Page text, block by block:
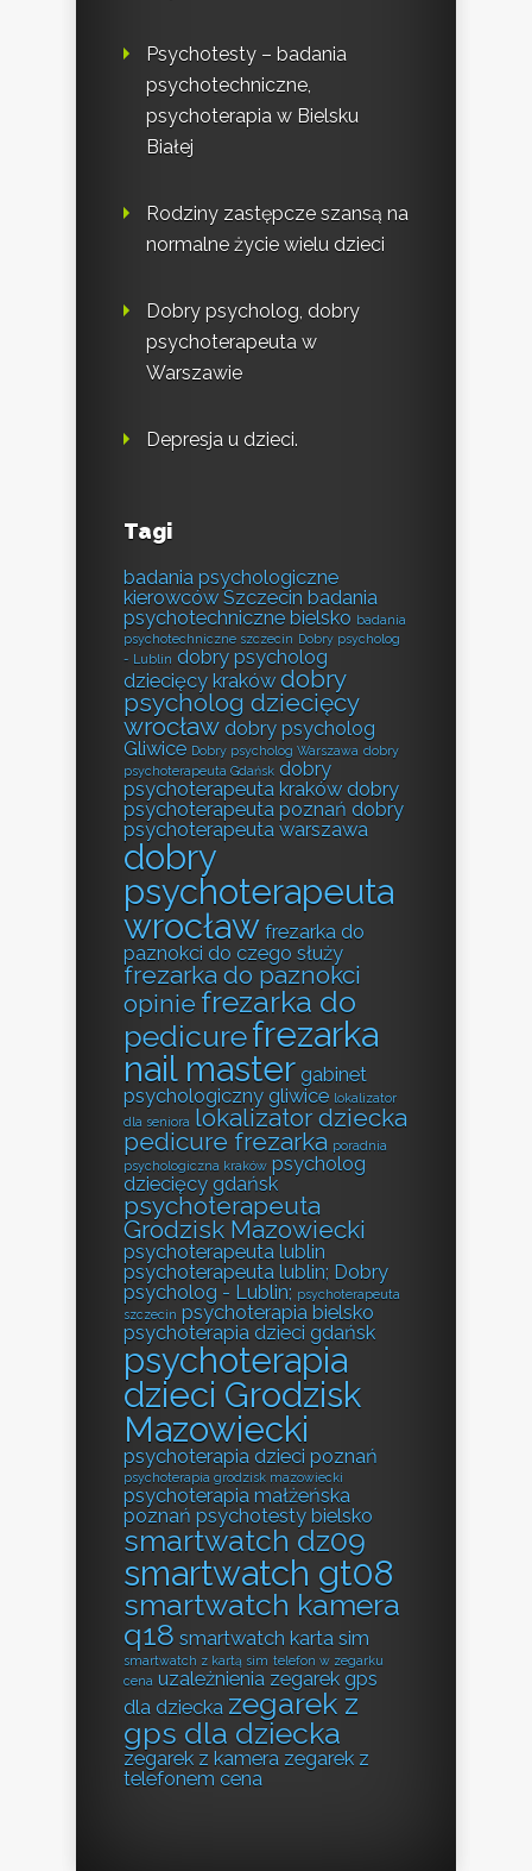
Psychotesty – badania
psychotechniczne,
psychoterapia w Bielsku
Białej
Rodziny zastępcze szansą na
normalne życie wielu dzieci
Dobry psycholog, dobry
psychoterapeuta w
Warszawie
Depresja u dzieci.
Tagi
badania psychologiczne
kierowców Szczecin badania
psychotechniczne bielsko badania
psychotechniczne szczecin Dobry psycholog
- Lublin dobry psycholog
dziecięcy kraków dobry
psycholog dziecięcy
wrocław dobry psycholog
Gliwice Dobry psycholog Warszawa dobry
psychoterapeuta Gdańsk dobry
psychoterapeuta kraków dobry
psychoterapeuta poznań dobry
psychoterapeuta warszawa
dobry
psychoterapeuta
wrocław frezarka do
paznokci do czego służy
frezarka do paznokci
opinie frezarka do
pedicurefrezarka
nail master gabinet
psychologiczny gliwice lokalizator
dla seniora lokalizator dziecka
pedicure frezarka poradnia
psychologiczna kraków psycholog
dziecięcy gdańsk
psychoterapeuta
Grodzisk Mazowiecki
psychoterapeuta lublin
psychoterapeuta lublin; Dobry
psycholog - Lublin; psychoterapeuta
szczecin psychoterapia bielsko
psychoterapia dzieci gdańsk
psychoterapia
dzieci Grodzisk
Mazowiecki
psychoterapia dzieci poznań
psychoterapia grodzisk mazowiecki
psychoterapia małżeńska
poznań psychotesty bielsko
smartwatch dz09
smartwatch gt08
smartwatch kamera
q18 smartwatch karta sim
smartwatch z kartą sim telefon w zegarku
cena uzależnienia zegarek gps
dla dziecka zegarek z
gps dla dziecka
zegarek z kamera zegarek z
telefonem cena